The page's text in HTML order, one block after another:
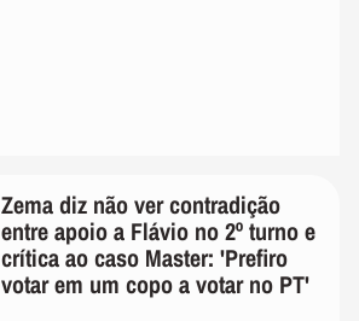
Zema diz não ver contradição
entre apoio a Flávio no 2º turno e
crítica ao caso Master: 'Prefiro
votar em um copo a votar no PT'